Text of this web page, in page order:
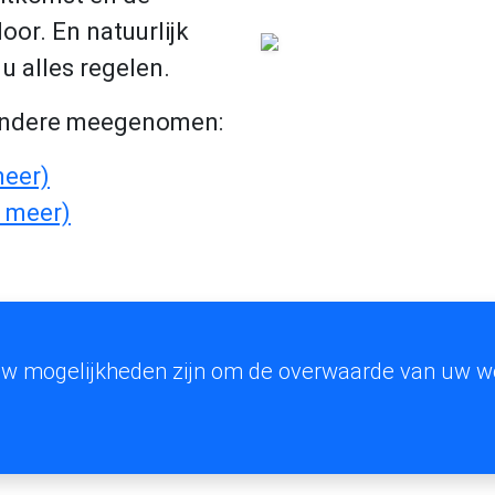
En natuurlijk
alles regelen.
meegenomen:
mogelijkheden zijn om de overwaarde van uw